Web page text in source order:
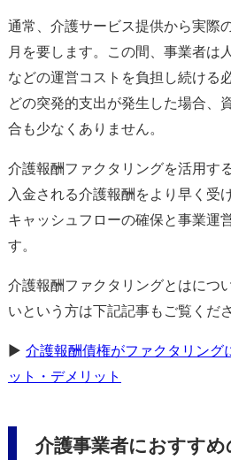
通常、介護サービス提供から実際
月を要します。この間、事業者は
などの運営コストを負担し続ける
どの突発的支出が発生した場合、
合も少なくありません。
介護報酬ファクタリングを活用す
入金される介護報酬をより早く受
キャッシュフローの確保と事業運
す。
介護報酬ファクタリングとはにつ
いという方は下記記事もご覧くださ
▶ 介護報酬債権がファクタリング
ット・デメリット
介護事業者におすす